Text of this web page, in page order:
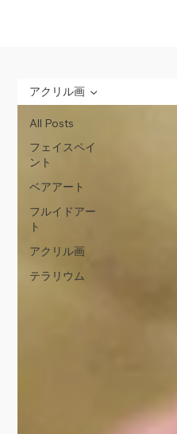
All Posts
フェイスペイ
ント
ベアアート
フルイドアー
ト
アクリル画
テラリウム
アクリル画